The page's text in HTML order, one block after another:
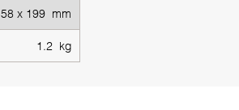
x 199 mm
1.2 kg